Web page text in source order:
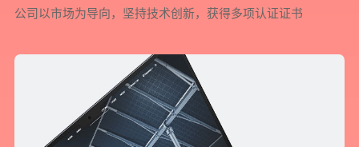
公司以市场为导向，坚持技术创新，获得多项认证证书